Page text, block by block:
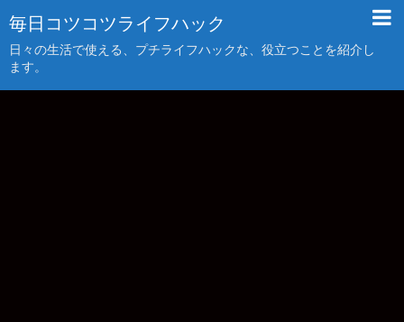
毎日コツコツライフハック
日々の生活で使える、プチライフハックな、役立つことを紹介し
ます。